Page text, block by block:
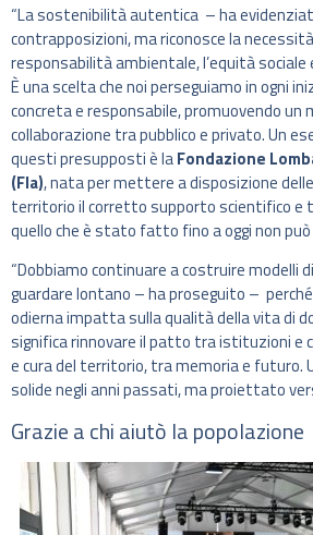
“La sostenibilità autentica – ha
contrapposizioni, ma riconosce la
responsabilità ambientale, l’equità sociale
È una scelta che noi perseguiamo in ogni
concreta e responsabile, promuovendo un
collaborazione tra pubblico e privato. Un
questi presupposti è laFondazione
(Fla), nata per mettere a disposizione
territorio il corretto supporto scientifico e
quello che è stato fatto fino a oggi non
“Dobbiamo continuare a costruire modelli
guardare lontano – ha proseguito –
odierna impatta sulla qualità della vita di
significa rinnovare il patto tra istituzioni e
e cura del territorio, tra memoria e futuro.
solide negli anni passati, ma proiettato
Grazie a chi aiutò la popolazione